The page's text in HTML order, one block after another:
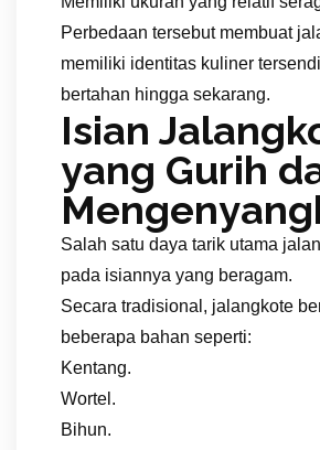
Perbedaan tersebut membuat
memiliki identitas kuliner
bertahan hingga sekarang.
Isian
yang Gurih
Salah satu daya tarik utama
pada isiannya yang beragam.
Secara tradisional, jalangkote
beberapa bahan seperti:
Kentang.
Wortel.
Bihun.